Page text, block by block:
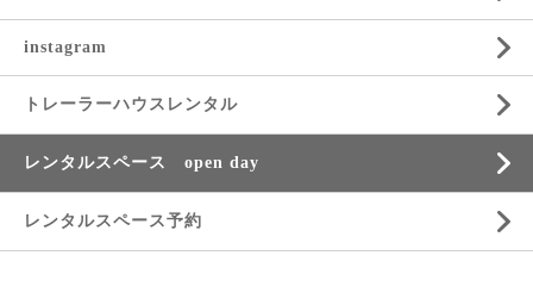
instagram
トレーラーハウスレンタル
レンタルスペース open day
レンタルスペース予約